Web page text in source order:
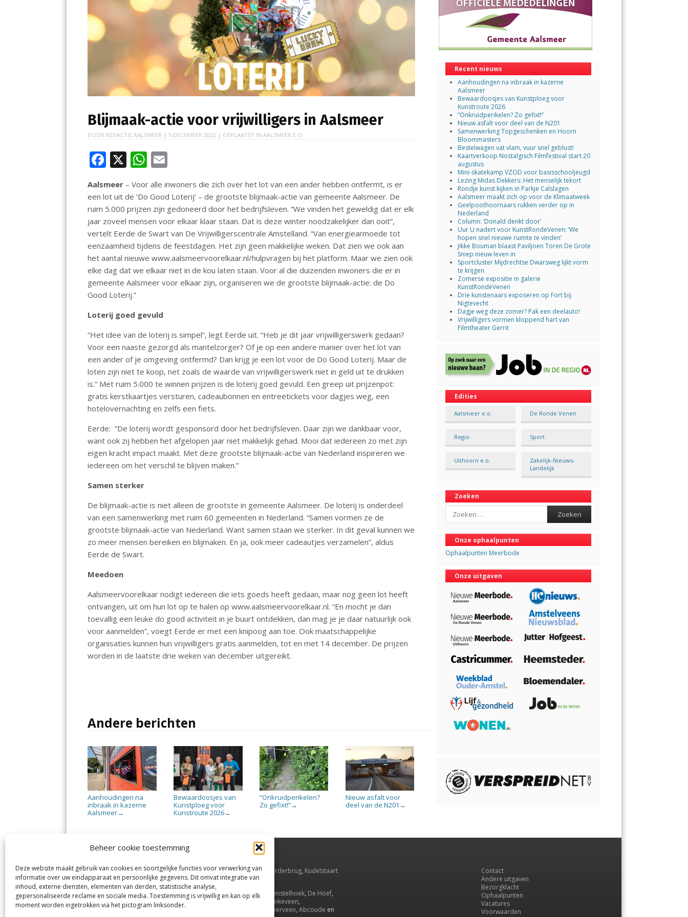
Beheer cookie toestemming
Deze website maakt gebruik van cookies en soortgelijke functies voor verwerking van
informatie over uw eindapparaat en persoonlijke gegevens. Dit omvat integratie van
inhoud, externe diensten, elementen van derden, statistische analyse,
gepersonaliseerde reclame en sociale media. Toestemming is vrijwillig en kan op elk
moment worden ingetrokken via het pictogram linksonder.
Blijmaak-actie voor vrijwilligers in Aalsmeer
DOOR REDACTIE AALSMEER | 5 DECEMBER 2022 | GEPLAATST INAALSMEER E.O.
F
ac
e
b
o
o
k
X W
h
at
s
A
p
p
ai
l
Aalsmeer – Voor alle inwoners die zich over het lot van een ander hebben ontfermt, is er
een lot uit de ‘Do Good Loterij’ – de grootste blijmaak-actie van gemeente Aalsmeer. De
ruim 5.000 prijzen zijn gedoneerd door het bedrijfsleven. “We vinden het geweldig dat er elk
jaar zoveel mensen voor elkaar klaar staan. Dat is deze winter noodzakelijker dan ooit”,
vertelt Eerde de Swart van De Vrijwilligerscentrale Amstelland. “Van energiearmoede tot
eenzaamheid tijdens de feestdagen. Het zijn geen makkelijke weken. Dat zien we ook aan
het aantal nieuwe www.aalsmeervoorelkaar.nl/hulpvragen bij het platform. Maar we zien ook
elke dag dat we elkaar niet in de kou laten staan. Voor al die duizenden inwoners die er in
gemeente Aalsmeer voor elkaar zijn, organiseren we de grootste blijmaak-actie: de Do
Good Loterij.”
Loterij goed gevuld
“Het idee van de loterij is simpel”, legt Eerde uit. “Heb je dit jaar vrijwilligerswerk gedaan?
Voor een naaste gezorgd als mantelzorger? Of je op een andere manier over het lot van
een ander of je omgeving ontfermd? Dan krijg je een lot voor de Do Good Loterij. Maar de
loten zijn niet te koop, net zoals de waarde van vrijwilligerswerk niet in geld uit te drukken
is.” Met ruim 5.000 te winnen prijzen is de loterij goed gevuld. Een greep uit prijzenpot:
gratis kerstkaartjes versturen, cadeaubonnen en entreetickets voor dagjes weg, een
hotelovernachting en zelfs een fiets.
Eerde: “De loterij wordt gesponsord door het bedrijfsleven. Daar zijn we dankbaar voor,
want ook zij hebben het afgelopen jaar niet makkelijk gehad. Mooi dat iedereen zo met zijn
eigen kracht impact maakt. Met deze grootste blijmaak-actie van Nederland inspireren we
iedereen om het verschil te blijven maken.”
Samen sterker
De blijmaak-actie is niet alleen de grootste in gemeente Aalsmeer. De loterij is onderdeel
van een samenwerking met ruim 60 gemeenten in Nederland. “Samen vormen ze de
grootste blijmaak-actie van Nederland. Want samen staan we sterker. In dit geval kunnen we
zo meer mensen bereiken en blijmaken. En ja, ook meer cadeautjes verzamelen”, aldus
Eerde de Swart.
Meedoen
Aalsmeervoorelkaar nodigt iedereen die iets goeds heeft gedaan, maar nog geen lot heeft
ontvangen, uit om hun lot op te halen op www.aalsmeervoorelkaar.nl. “En mocht je dan
toevallig een leuke do good activiteit in je buurt ontdekken, dan mag je je daar natuurlijk ook
voor aanmelden”, voegt Eerde er met een knipoog aan toe. Ook maatschappelijke
organisaties kunnen hun vrijwilligers gratis aanmelden, tot en met 14 december. De prijzen
worden in de laatste drie weken van december uitgereikt.
Andere berichten
Aanhoudingen na
inbraak in kazerne
Aalsmeer→
Bewaardoosjes van
Kunstploeg voor
Kunstroute 2026→
“Onkruidperikelen?
Zo gefixt!”→
Nieuw asfalt voor
deel van de N201 →
Recent nieuws
Aanhoudingen na inbraak in kazerne
Aalsmeer
Bewaardoosjes van Kunstploeg voor
Kunstroute 2026
“Onkruidperikelen? Zo gefixt!”
Nieuw asfalt voor deel van de N201
Samenwerking Topgeschenken en Hoorn
Bloommasters
Bestelwagen vat vlam, vuur snel geblust!
Kaartverkoop Nostalgisch Filmfestival start 20
augustus
Mini-skatekamp VZOD voor basisschooljeugd
Lezing Midas Dekkers: Het menselijk tekort
Rondje kunst kijken in Parkje Calslagen
Aalsmeer maakt zich op voor de Klimaatweek
Geelpoothoornaars rukken verder op in
Nederland
Column: ‘Donald denkt door’
Uur U nadert voor KunstRondeVenen: ‘We
hopen snel nieuwe ruimte te vinden’
Jikke Bouman blaast Paviljoen Toren De Grote
Sniep nieuw leven in
Sportcluster Mijdrechtse Dwarsweg lijkt vorm
te krijgen
Zomerse expositie in galerie
KunstRondeVenen
Drie kunstenaars exposeren op Fort bij
Nigtevecht
Dagje weg deze zomer? Pak een deelauto!
Vrijwilligers vormen kloppend hart van
Filmtheater Gerrit
Edities
Aalsmeer e.o. De Ronde Venen
Regio Sport
Uithoorn e.o.
Zakelijk-Nieuws-
Landelijk
Zoeken
Search
Onze ophaalpunten
Ophaalpunten Meerbode
Onze uitgaven
De Nieuwe Meerbode
Visserstraat 10
1431 GJ Aalsmeer
0297-341900
info@meerbode.nl
Aalsmeer,Aalsmeerderbrug, Kudelstaart
enOude Meer
De Ronde Venen
Amstelhoek, De Hoef,
Mijdrecht , Vinkeveen,
Waverveen, Abcoude en
Contact
Andere uitgaven
Bezorgklacht
Ophaalpunten
Vacatures
Voorwaarden